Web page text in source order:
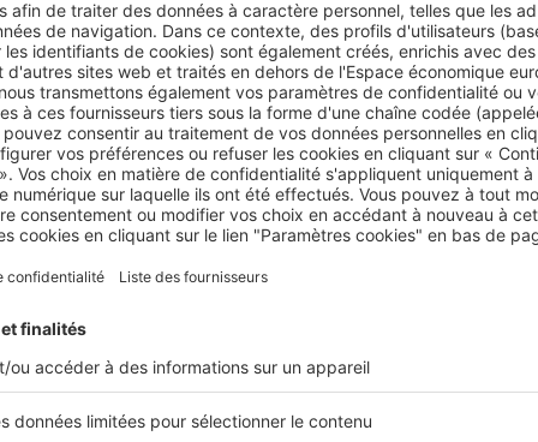
Pensez à bien observer les allées et venues dans chacune
du centre afin de faire le bon choix, selon votre budget et
d'implantation.
de centre commercial choisir sa boutique ?
différentes boutiques et rues commerçantes qui peuvent
ville, on trouve différents types de centres
de grandes enseignes qui vont s’établir
comme la vôtre devront donc avoir les reins et surtout
dans ce type d’endroit. Cependant, si vous êtes à la
, c’est une piste intéressante.